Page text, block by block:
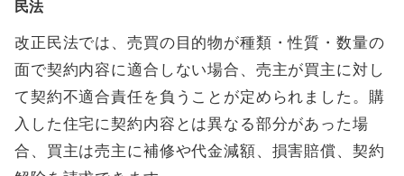
民法
改正民法では、売買の目的物が種類・性質・数量の
面で契約内容に適合しない場合、売主が買主に対し
て契約不適合責任を負うことが定められました。購
入した住宅に契約内容とは異なる部分があった場
合、買主は売主に補修や代金減額、損害賠償、契約